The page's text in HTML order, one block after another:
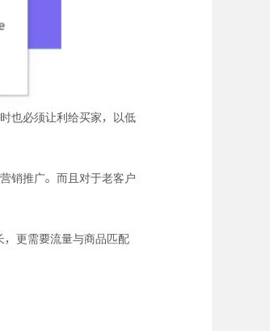
也必须让利给买家，以低
销推广。而且对于老客户
更需要流量与商品匹配